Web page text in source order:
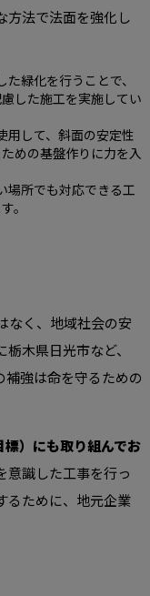
方法で法面を強化し
緑化を行うことで、
した施工を実施してい
用して、斜面の安定性
めの基盤作りに力を入
場所でも対応できる工
。
なく、地域社会の安
木県日光市など、
補強は命を守るための
）にも取り組んでお
意識した工事を行っ
るために、地元企業